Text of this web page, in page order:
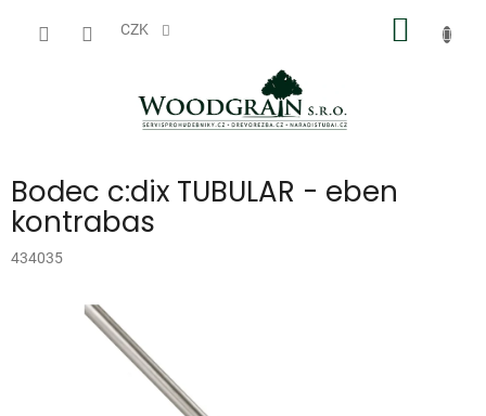
CZK
Bodec c:dix TUBULAR - eben
kontrabas
434035